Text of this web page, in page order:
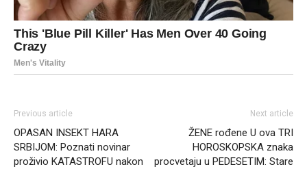
Previous article
OPASAN INSEKT HARA
SRBIJOM: Poznati novinar
proživio KATASTROFU nakon
Next article
ŽENE rođene U ova TRI
HOROSKOPSKA znaka
procvetaju u PEDESETIM: Stare